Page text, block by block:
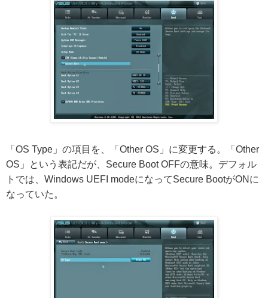
「OS Type」の項目を、「Other OS」に変更する。「Other
OS」という表記だが、Secure Boot OFFの意味。デフォル
トでは、Windows UEFI modeになってSecure BootがONに
なっていた。